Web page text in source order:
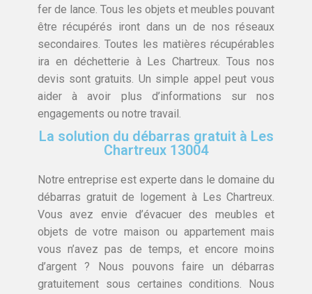
fer de lance. Tous les objets et meubles pouvant
être récupérés iront dans un de nos réseaux
secondaires. Toutes les matières récupérables
ira en déchetterie à Les Chartreux. Tous nos
devis sont gratuits. Un simple appel peut vous
aider à avoir plus d’informations sur nos
engagements ou notre travail.
La solution du débarras gratuit à Les
Chartreux 13004
Notre entreprise est experte dans le domaine du
débarras gratuit de logement à Les Chartreux.
Vous avez envie d’évacuer des meubles et
objets de votre maison ou appartement mais
vous n’avez pas de temps, et encore moins
d’argent ? Nous pouvons faire un débarras
gratuitement sous certaines conditions. Nous